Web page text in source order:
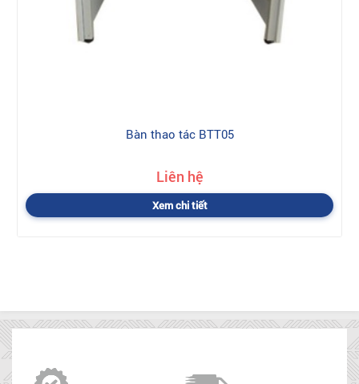
Bàn thao tác BTT05
Liên hệ
Xem chi tiết